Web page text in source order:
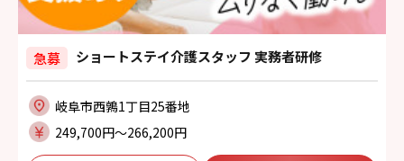
急募 ショートステイ介護スタッフ 実務者研修
岐阜市西鶉1丁目25番地
249,700円〜266,200円